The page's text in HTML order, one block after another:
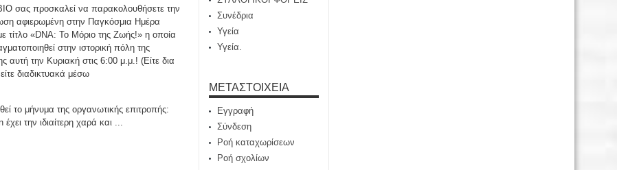
σας προσκαλεί να παρακολουθήσετε την
αφιερωμένη στην Παγκόσμια Ημέρα
τίτλο «DNA: Το Μόριο της Ζωής!» η οποία
στην ιστορική πόλη της
αυτή την Κυριακή στις 6:00 μ.μ.! (Είτε δια
διαδικτυακά μέσω
το μήνυμα της οργανωτικής επιτροπής:
την ιδιαίτερη χαρά και ...
Συνέδρια
Υγεία
Υγεία.
ΜΕΤΑΣΤΟΙΧΕΊΑ
Εγγραφή
Σύνδεση
Ροή καταχωρίσεων
Ροή σχολίων